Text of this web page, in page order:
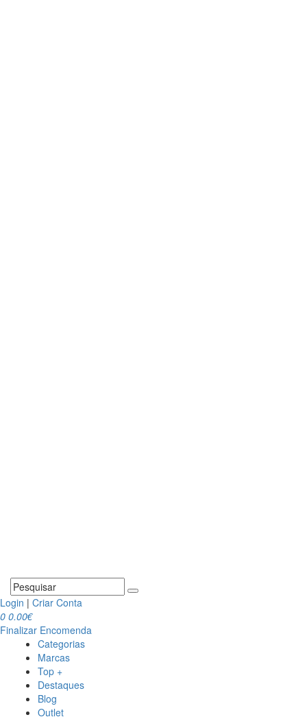
Login | Criar Conta
0 0.00€
Finalizar Encomenda
Categorias
Marcas
Top +
Destaques
Blog
Outlet